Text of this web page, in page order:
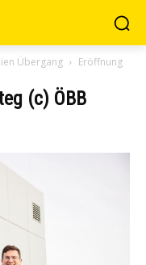
Übergang
Eröffnung
(c) ÖBB